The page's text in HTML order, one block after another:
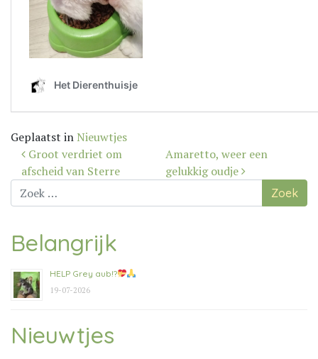
Geplaatst in Nieuwtjes
Bericht
navigatie
Groot verdriet om
afscheid van Sterre
Amaretto, weer een
gelukkig oudje
Zoek
naar:
Belangrijk
HELP Grey aub!?
19-07-2026
Nieuwtjes